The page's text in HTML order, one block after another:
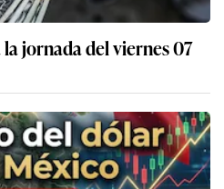
jornada del viernes 07